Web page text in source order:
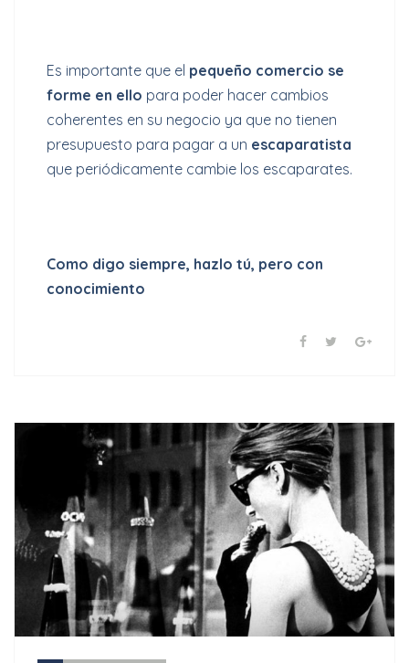
Es importante que el pequeño comercio se
forme en ello para poder hacer cambios
coherentes en su negocio ya que no tienen
presupuesto para pagar a un escaparatista
que periódicamente cambie los escaparates.
Como digo siempre, hazlo tú, pero con
conocimiento